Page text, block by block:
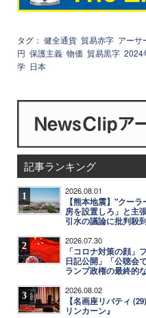
タグ： 健全通貨 貿易赤字 アーサ
円 保護主義 物価 貿易黒字 2024
学 日本
記事ランキング
1 2026.08.01
【熊本地震】"クー
房を設置しろ」と主
引水の議論に批判殺
2 2026.07.30
「コロナ対策の顔」
日記公開」「公聴会
ランプ政権の最終的
3 2026.08.02
【名画座リバティ
リンカーン』